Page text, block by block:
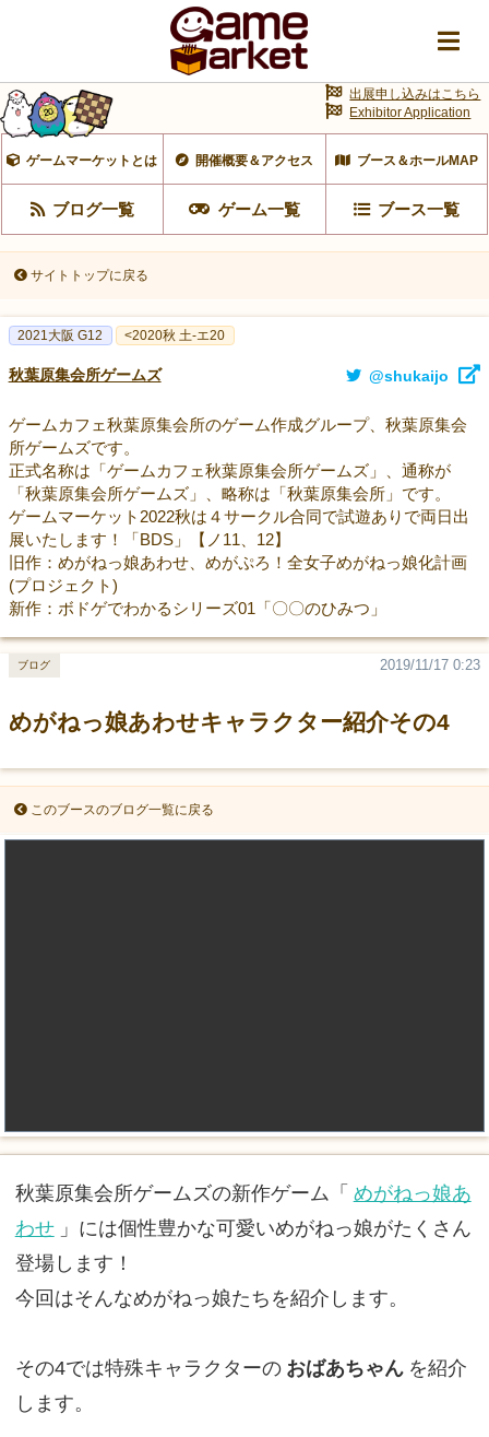
ゲームマーケットとは 開催概要＆アクセス ブース＆ホールMAP
ブログ一覧 ゲーム一覧 ブース一覧
出展申し込みはこちら
Exhibitor Application
サイトトップに戻る
2021大阪 G12 <2020秋 土-エ20
秋葉原集会所ゲームズ @shukaijo
ゲームカフェ秋葉原集会所のゲーム作成グループ、秋葉原集会
所ゲームズです。
正式名称は「ゲームカフェ秋葉原集会所ゲームズ」、通称が
「秋葉原集会所ゲームズ」、略称は「秋葉原集会所」です。
ゲームマーケット2022秋は４サークル合同で試遊ありで両日出
展いたします！「BDS」【ノ11、12】
旧作：めがねっ娘あわせ、めがぷろ！全女子めがねっ娘化計画
(プロジェクト)
新作：ボドゲでわかるシリーズ01「〇〇のひみつ」
めがねっ娘あわせキャラクター紹介その4
2019/11/17 0:23
ブログ
このブースのブログ一覧に戻る
秋葉原集会所ゲームズの新作ゲーム「 めがねっ娘あ
わせ 」には個性豊かな可愛いめがねっ娘がたくさん
登場します！
今回はそんなめがねっ娘たちを紹介します。
その4では特殊キャラクターの おばあちゃん を紹介
します。